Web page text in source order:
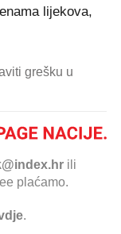
lijekova,
grešku u
ili
plaćamo.
.